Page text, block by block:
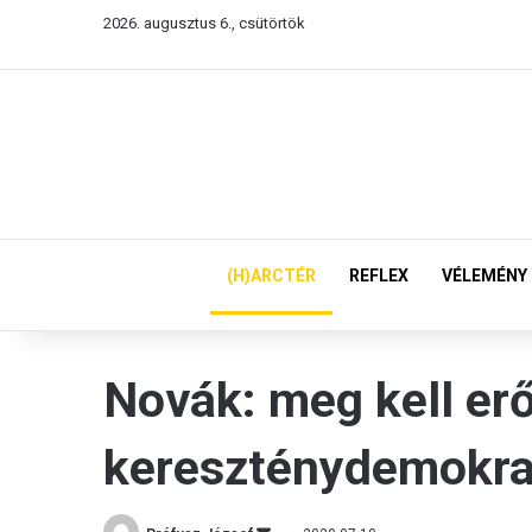
2026. augusztus 6., csütörtök
(H)ARCTÉR REFLEX VÉLEMÉNY
Novák: meg kell